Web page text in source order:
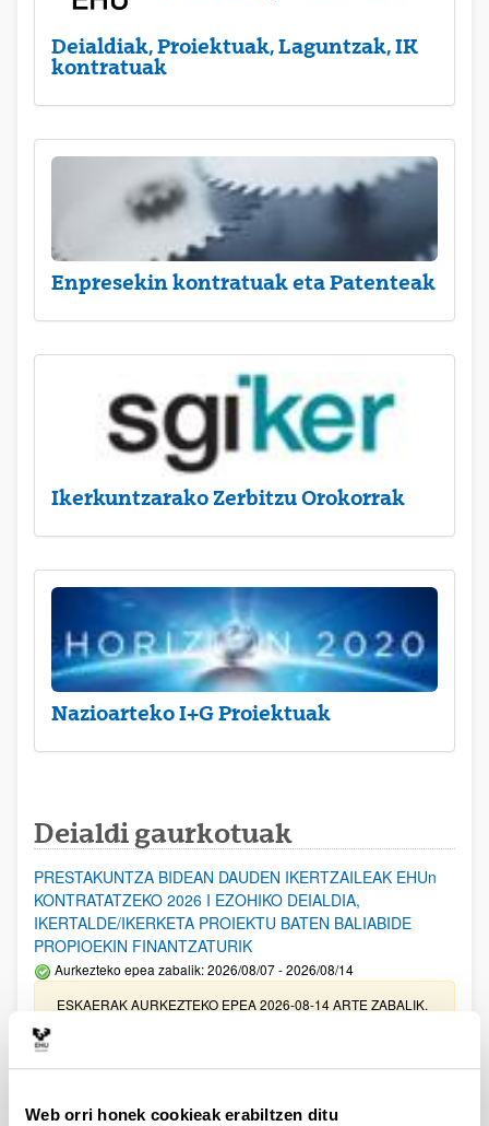
Web orri honek cookieak erabiltzen ditu
Deialdiak, Proiektuak, Laguntzak, IK
kontratuak
Enpresekin kontratuak eta Patenteak
Ikerkuntzarako Zerbitzu Orokorrak
Nazioarteko I+G Proiektuak
Deialdi gaurkotuak
PRESTAKUNTZA BIDEAN DAUDEN IKERTZAILEAK EHUn
KONTRATATZEKO 2026 I EZOHIKO DEIALDIA,
IKERTALDE/IKERKETA PROIEKTU BATEN BALIABIDE
PROPIOEKIN FINANTZATURIK
Aurkezteko epea zabalik: 2026/08/07 - 2026/08/14
ESKAERAK AURKEZTEKO EPEA 2026-08-14 ARTE ZABALIK.
UPV/EHUn Azpiegitura Zientifikoa eta Funts Bibliografikoak